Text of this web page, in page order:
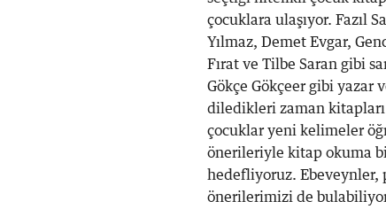
çocuklara ulaşıyor. Fazıl
Yılmaz, Demet Evgar,
Fırat ve Tilbe Saran gibi
Gökçe Gökçeer gibi yazar
diledikleri zaman
çocuklar yeni kelimeler
önerileriyle kitap okuma
hedefliyoruz. Ebeveynler,
önerilerimizi de